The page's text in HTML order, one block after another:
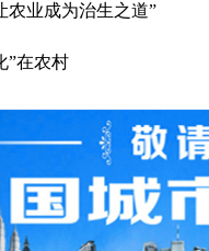
业成为治生之道”
”在农村